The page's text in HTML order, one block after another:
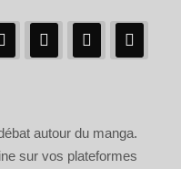
autour du manga.
sur vos plateformes